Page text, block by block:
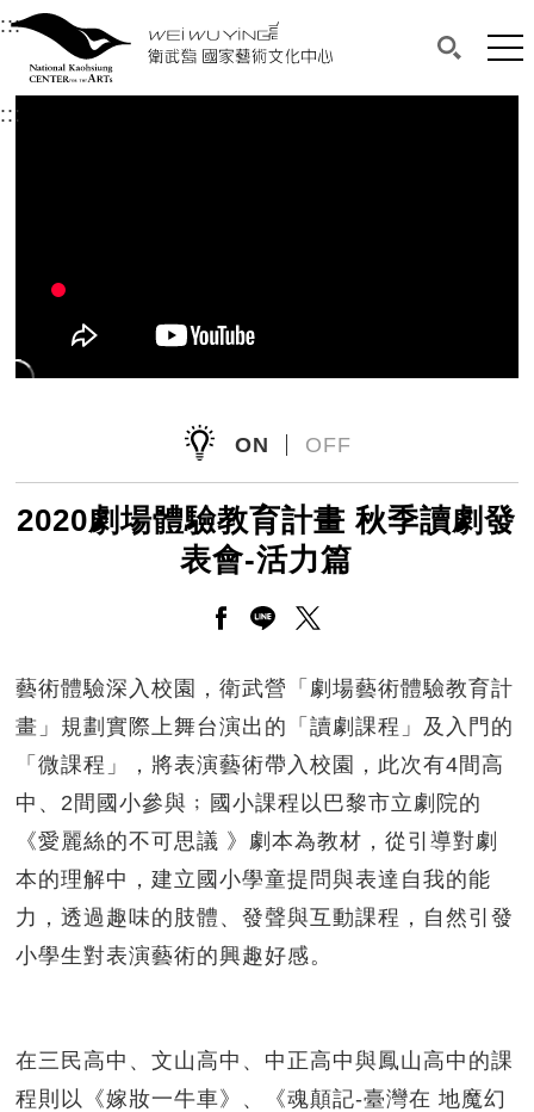
衛武營國家藝術文化中心
中央內容區塊，為本頁主要內容區。
:::選單連結區塊，此區塊列有本網站主要連結。
衛武營國家藝術文化中心
搜尋(開
網
:::
ON OFF
2020劇場體驗教育計畫 秋季讀劇發
表會-活力篇
另開新視窗分享至facebook
另開新視窗分享至line
另開新視窗分享至
藝術體驗深入校園，衛武營「劇場藝術體驗教育計
畫」規劃實際上舞台演出的「讀劇課程」及入門的
「微課程」，將表演藝術帶入校園，此次有4間高
中、2間國小參與﹔國小課程以巴黎市立劇院的
《愛麗絲的不可思議 》劇本為教材，從引導對劇
本的理解中，建立國小學童提問與表達自我的能
力，透過趣味的肢體、發聲與互動課程，自然引發
小學生對表演藝術的興趣好感。
在三民高中、文山高中、中正高中與鳳山高中的課
程則以《嫁妝一牛車》、《魂顛記-臺灣在 地魔幻